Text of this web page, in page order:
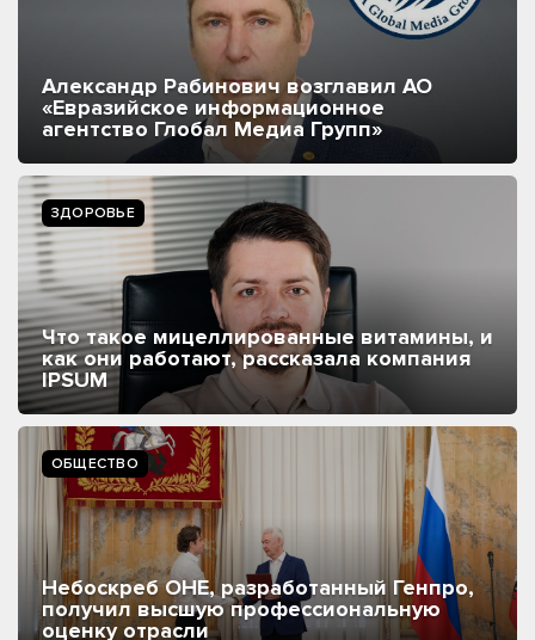
Александр Рабинович возглавил АО
«Евразийское информационное
агентство Глобал Медиа Групп»
ЗДОРОВЬЕ
Что такое мицеллированные витамины, и
как они работают, рассказала компания
IPSUM
ОБЩЕСТВО
Небоскреб ОНЕ, разработанный Генпро,
получил высшую профессиональную
оценку отрасли